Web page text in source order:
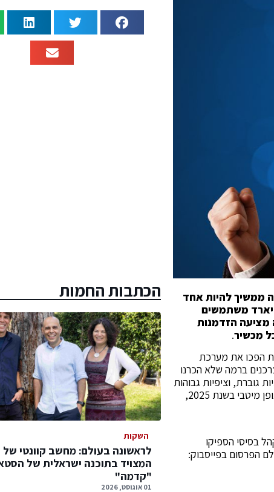
שלה ממשיך להיות אחד
ביותר להגעה ללקוחות פוטנציאליים. עם למעלה מ-3.5 מיליארד משתמשים
מציעה הזדמנות
מכשיר.
הפכו את מערכת
ברמה שלא הכרנו
גוברת, וציפיות גבוהות
יותר מצד הצרכנים. במאמר זה נסקור כיצד ניתן לנצל את מערכת הפרסום של פייסבוק באופן מיטבי בשנת 2025,
בסיסי הספיקו
הפרסום בפייסבוק:
הכתבות החמות
השקות
המצויד בתוכנה ישראלית של
"קדמה"
01 אוגוסט, 2026